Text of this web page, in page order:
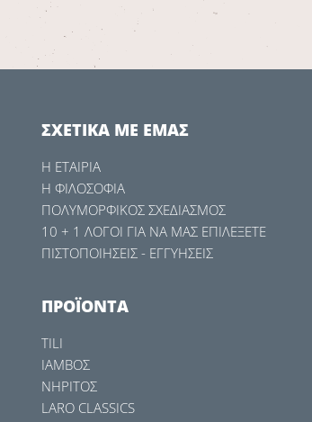
ΣXETIKA ME ΕΜΑΣ
Η ΕΤΑΙΡΙΑ
Η ΦΙΛΟΣΟΦΙΑ
ΠΟΛΥΜΟΡΦΙΚΟΣ ΣΧΕΔΙΑΣΜΟΣ
10 + 1 ΛOΓΟΙ ΓΙΑ ΝΑ ΜΑΣ ΕΠΙΛΕΞΕΤΕ
ΠΙΣΤΟΠΟΙΗΣΕΙΣ - ΕΓΓΥΗΣΕΙΣ
ΠΡΟΪΟΝΤΑ
TILI
ΙΑΜΒΟΣ
ΝΗΡΙΤΟΣ
LARO CLASSICS